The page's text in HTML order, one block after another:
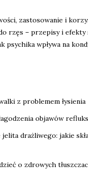
zastosowanie i
rzęs – przepisy i efekty
psychika wpływa na
z problemem łysienia
objawów
drażliwego: jakie
o zdrowych